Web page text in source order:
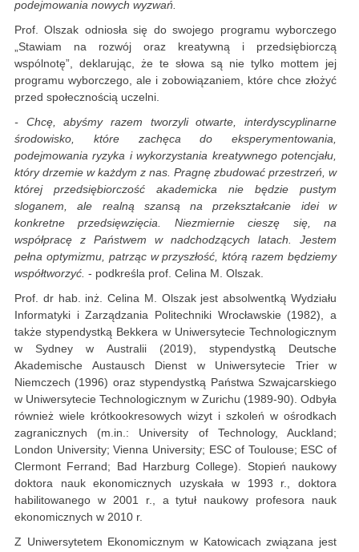
podejmowania nowych wyzwań.
Prof. Olszak odniosła się do swojego programu wyborczego
„Stawiam na rozwój oraz kreatywną i przedsiębiorczą
wspólnotę”, deklarując, że te słowa są nie tylko mottem jej
programu wyborczego, ale i zobowiązaniem, które chce złożyć
przed społecznością uczelni.
- Chcę, abyśmy razem tworzyli otwarte, interdyscyplinarne
środowisko, które zachęca do eksperymentowania,
podejmowania ryzyka i wykorzystania kreatywnego potencjału,
który drzemie w każdym z nas. Pragnę zbudować przestrzeń, w
której przedsiębiorczość akademicka nie będzie pustym
sloganem, ale realną szansą na przekształcanie idei w
konkretne przedsięwzięcia. Niezmiernie cieszę się, na
współpracę z Państwem w nadchodzących latach. Jestem
pełna optymizmu, patrząc w przyszłość, którą razem będziemy
współtworzyć. - podkreśla prof. Celina M. Olszak.
Prof. dr hab. inż. Celina M. Olszak jest absolwentką Wydziału
Informatyki i Zarządzania Politechniki Wrocławskie (1982), a
także stypendystką Bekkera w Uniwersytecie Technologicznym
w Sydney w Australii (2019), stypendystką Deutsche
Akademische Austausch Dienst w Uniwersytecie Trier w
Niemczech (1996) oraz stypendystką Państwa Szwajcarskiego
w Uniwersytecie Technologicznym w Zurichu (1989-90). Odbyła
również wiele krótkookresowych wizyt i szkoleń w ośrodkach
zagranicznych (m.in.: University of Technology, Auckland;
London University; Vienna University; ESC of Toulouse; ESC of
Clermont Ferrand; Bad Harzburg College). Stopień naukowy
doktora nauk ekonomicznych uzyskała w 1993 r., doktora
habilitowanego w 2001 r., a tytuł naukowy profesora nauk
ekonomicznych w 2010 r.
Z Uniwersytetem Ekonomicznym w Katowicach związana jest